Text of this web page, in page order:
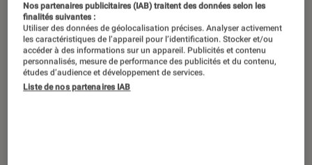
Les meilleurs films d’horreur italiens : le
« Giallo » en dix perles noires
SÉLECTION
Cinéma • 27 oct. 2021
Nos partenaires publicitaires (IAB) traitent des données selon les
finalités suivantes :
Utiliser des données de géolocalisation précises. Analyser activement
les caractéristiques de l’appareil pour l’identification. Stocker et/ou
accéder à des informations sur un appareil. Publicités et contenu
personnalisés, mesure de performance des publicités et du contenu,
études d’audience et développement de services.
Liste de nos partenaires IAB